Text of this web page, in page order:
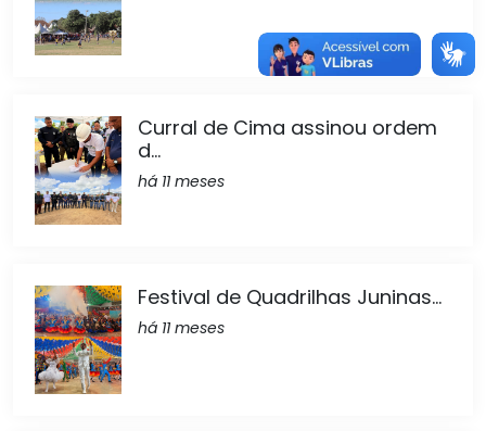
Curral de Cima assinou ordem
d...
há 11 meses
Festival de Quadrilhas Juninas...
há 11 meses